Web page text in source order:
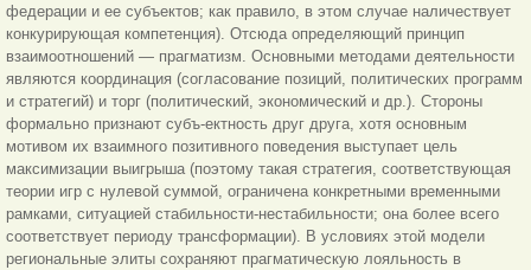
федерации и ее субъектов; как правило, в этом случае наличествует
конкурирующая компетенция). Отсюда определяющий принцип
взаимоотношений — прагматизм. Основными методами деятельности
являются координация (согласование позиций, политических программ
и стратегий) и торг (политический, экономический и др.). Стороны
формально признают субъ-ектность друг друга, хотя основным
мотивом их взаимного позитивного поведения выступает цель
максимизации выигрыша (поэтому такая стратегия, соответствующая
теории игр с нулевой суммой, ограничена конкретными временными
рамками, ситуацией стабильности-нестабильности; она более всего
соответствует периоду трансформации). В условиях этой модели
региональные элиты сохраняют прагматическую лояльность в